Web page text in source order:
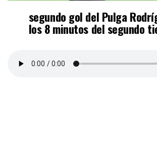
segundo gol del Pulga
los 8 minutos del segundo